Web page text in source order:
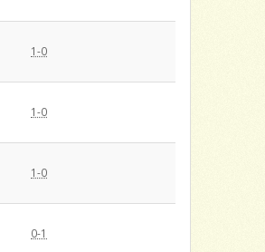
1-0
1-0
1-0
0-1